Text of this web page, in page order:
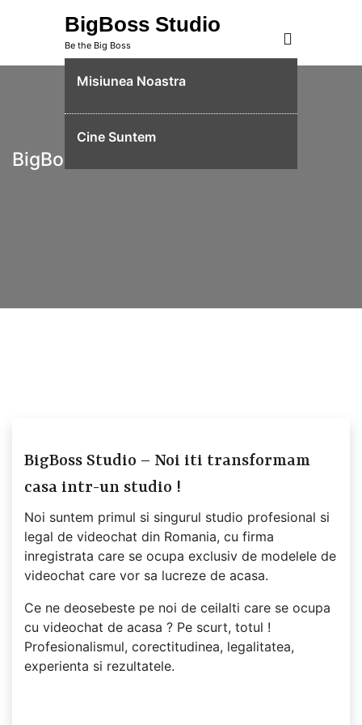
BigBoss Studio
Be the Big Boss
Misiunea Noastra
Cine Suntem
BigBoss Studio
BigBoss Studio – Noi iti transformam
casa intr-un studio !
Noi suntem primul si singurul studio profesional si
legal de videochat din Romania, cu firma
inregistrata care se ocupa exclusiv de modelele de
videochat care vor sa lucreze de acasa.
Ce ne deosebeste pe noi de ceilalti care se ocupa
cu videochat de acasa ? Pe scurt, totul !
Profesionalismul, corectitudinea, legalitatea,
experienta si rezultatele.